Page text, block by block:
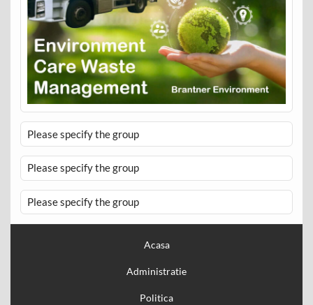
Please specify the group
Please specify the group
Please specify the group
Acasa
Administratie
Politica